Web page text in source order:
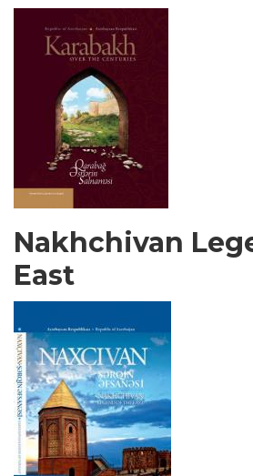
Nakhchivan
East